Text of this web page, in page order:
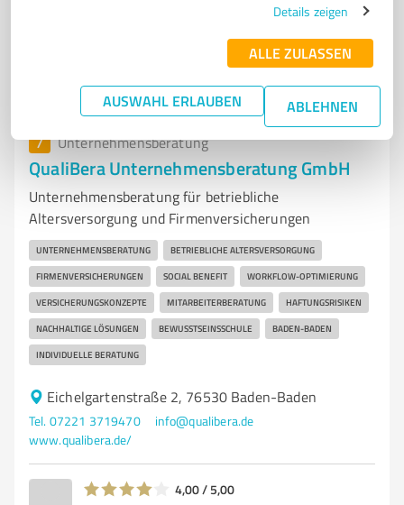
Details zeigen
ALLE ZULASSEN
AUSWAHL ERLAUBEN ABLEHNEN
5,00 / 5,00
7 Unternehmensberatung
QualiBera Unternehmensberatung GmbH
Unternehmensberatung für betriebliche
Altersversorgung und Firmenversicherungen
UNTERNEHMENSBERATUNG BETRIEBLICHE ALTERSVERSORGUNG
FIRMENVERSICHERUNGEN SOCIAL BENEFIT WORKFLOW-OPTIMIERUNG
VERSICHERUNGSKONZEPTE MITARBEITERBERATUNG HAFTUNGSRISIKEN
NACHHALTIGE LÖSUNGEN BEWUSSTSEINSSCHULE BADEN-BADEN
INDIVIDUELLE BERATUNG
Eichelgartenstraße 2, 76530 Baden-Baden
Tel. 07221 3719470
info@qualibera.de
www.qualibera.de/
4,00 / 5,00